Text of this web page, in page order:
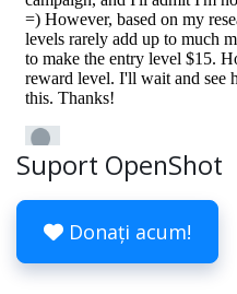
Suport OpenShot
Donați acum!